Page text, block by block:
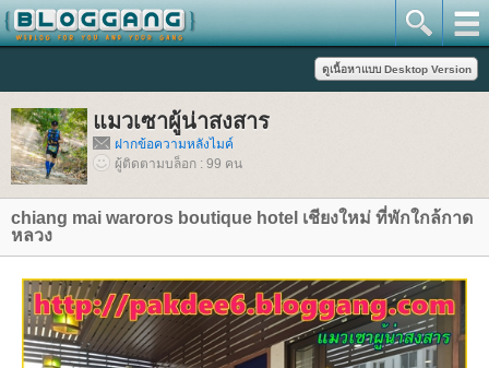
มวเซาผู้น่าสงสาร
ฝากข้อความหลังไมค์
ผู้ติดตามบล็อก : 99 คน
chiang mai waroros boutique hotel เชียงใหม่ ที่พักใกล้กาด
หลวง